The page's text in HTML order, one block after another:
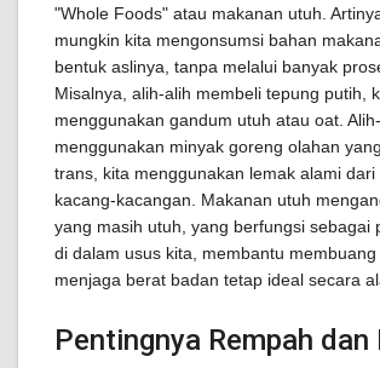
"Whole Foods" atau makanan utuh.
mungkin kita mengonsumsi bahan
bentuk aslinya, tanpa melalui banyak
Misalnya, alih-alih membeli tepung putih,
menggunakan gandum utuh atau oat.
menggunakan minyak goreng olahan
trans, kita menggunakan lemak alami dari
kacang-kacangan. Makanan utuh
yang masih utuh, yang berfungsi sebagai
di dalam usus kita, membantu
menjaga berat badan tetap ideal secara
Pentingnya Rempah dan